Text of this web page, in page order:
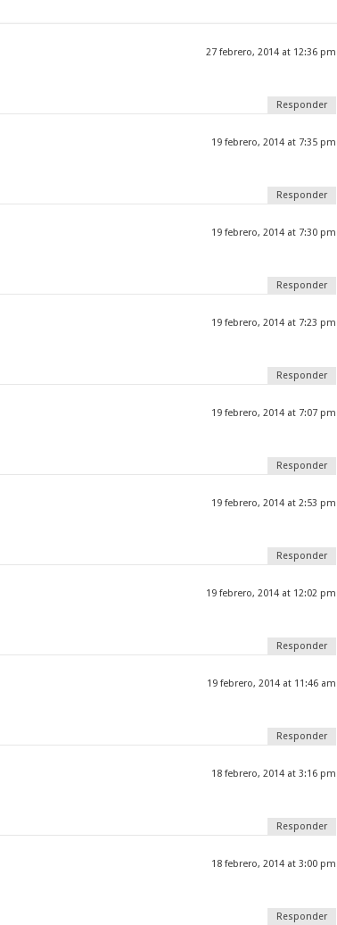
27 febrero, 2014 at 12:36 pm
Responder
19 febrero, 2014 at 7:35 pm
Responder
19 febrero, 2014 at 7:30 pm
Responder
19 febrero, 2014 at 7:23 pm
Responder
19 febrero, 2014 at 7:07 pm
Responder
19 febrero, 2014 at 2:53 pm
Responder
19 febrero, 2014 at 12:02 pm
Responder
19 febrero, 2014 at 11:46 am
Responder
18 febrero, 2014 at 3:16 pm
Responder
18 febrero, 2014 at 3:00 pm
Responder